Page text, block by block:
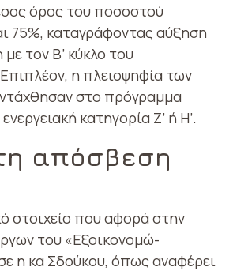
όρος του ποσοστού
75%, καταγράφοντας αύξηση
τον Β’ κύκλο του
η πλειοψηφία των
στο πρόγραμμα
κατηγορία Ζ’ ή Η’.
απόσβεση
στοιχείο που αφορά στην
του «Εξοικονομώ-
η κα Σδούκου, όπως αναφέρει